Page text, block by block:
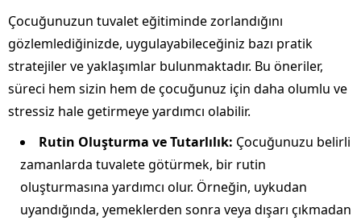
Çocuğunuzun tuvalet eğitiminde zorlandığını
gözlemlediğinizde, uygulayabileceğiniz bazı pratik
stratejiler ve yaklaşımlar bulunmaktadır. Bu öneriler,
süreci hem sizin hem de çocuğunuz için daha olumlu ve
stressiz hale getirmeye yardımcı olabilir.
Rutin Oluşturma ve Tutarlılık: Çocuğunuzu belirli
zamanlarda tuvalete götürmek, bir rutin
oluşturmasına yardımcı olur. Örneğin, uykudan
uyandığında, yemeklerden sonra veya dışarı çıkmadan